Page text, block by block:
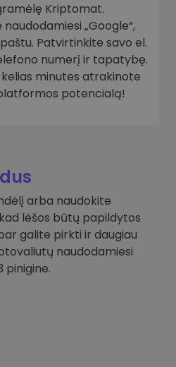
Kriptomat.
„Google“,
Patvirtinkite savo el.
numerį ir tapatybę.
minutes atrakinote
potencialą!
arba naudokite
lėšos būtų papildytos
galite pirkti ir daugiau
naudodamiesi
pinigine.